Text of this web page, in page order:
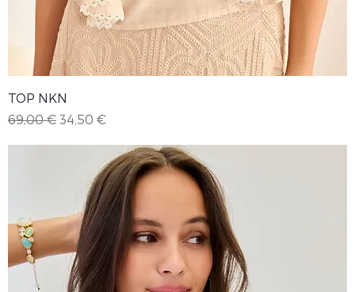
TOP NKN
Precio
69,00 € Precio de oferta
34,50 €